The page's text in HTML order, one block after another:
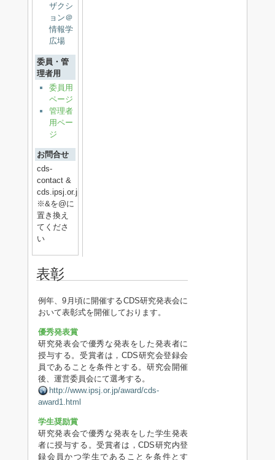
ザクシ
ョン＠
情報学
広場
委員・管
理者用
委員用
ページ
管理者
用ペー
ジ
お問合せ
cds-
contact &
cds.ipsj.or.jp
※&を@に
置き換え
てくださ
い
表彰
例年、9月頃に開催するCDS研究発表会に
おいて表彰式を開催しております。
優秀発表賞
研究発表会で優秀な発表をした発表者に
授与する。受賞者は，CDS研究会登録会
員であることを条件とする。研究会開催
後、運営委員会にて選考する。
http://www.ipsj.or.jp/award/cds-
award1.html
学生奨励賞
研究発表会で優秀な発表をした学生発表
者に授与する。受賞者は，CDS研究内登
録会員かつ学生であることを条件とす